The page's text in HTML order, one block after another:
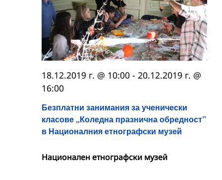
Безплатни занимания за ученически
класове „Коледна празнична обредност”
в Националния етнографски музей
18.12.2019 г. @ 10:00 - 20.12.2019 г. @
16:00
Национален етнографски музей